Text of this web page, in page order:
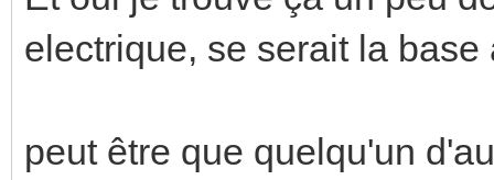
electrique, se serait la base
peut être que quelqu'un